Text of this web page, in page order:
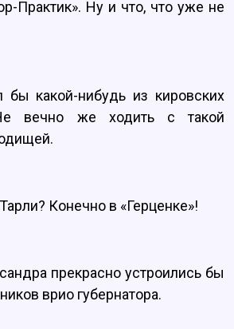
Практик». Ну и что, что уже не
какой-нибудь из кировских
вечно же ходить с такой
Конечно в «Герценке»!
прекрасно устроились бы
врио губернатора.